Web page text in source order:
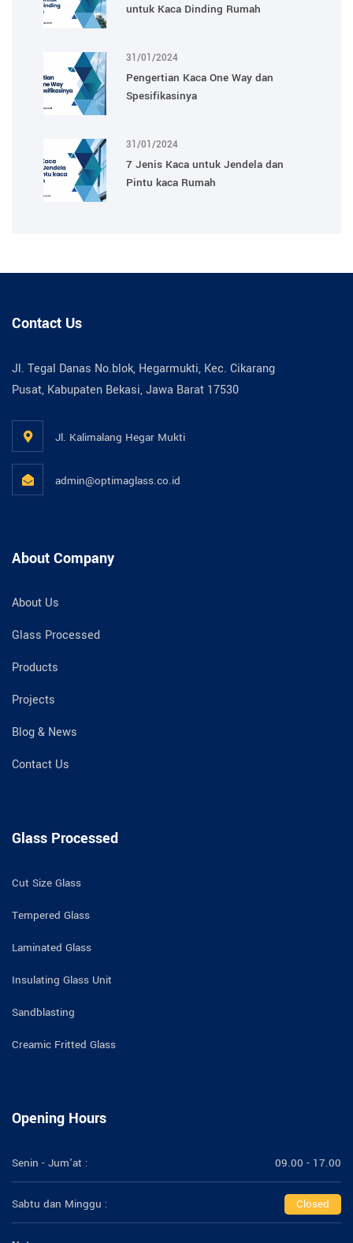
untuk Kaca Dinding Rumah
31/01/2024
Pengertian Kaca One Way dan
Spesifikasinya
31/01/2024
7 Jenis Kaca untuk Jendela dan
Pintu kaca Rumah
Contact Us
Jl. Tegal Danas No.blok, Hegarmukti, Kec. Cikarang
Pusat, Kabupaten Bekasi, Jawa Barat 17530
Jl. Kalimalang Hegar Mukti
admin@optimaglass.co.id
About Company
About Us
Glass Processed
Products
Projects
Blog & News
Contact Us
Glass Processed
Cut Size Glass
Tempered Glass
Laminated Glass
Insulating Glass Unit
Sandblasting
Creamic Fritted Glass
Opening Hours
Senin - Jum'at : 09.00 - 17.00
Sabtu dan Minggu : Closed